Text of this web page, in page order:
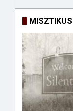
MISZTIKUS